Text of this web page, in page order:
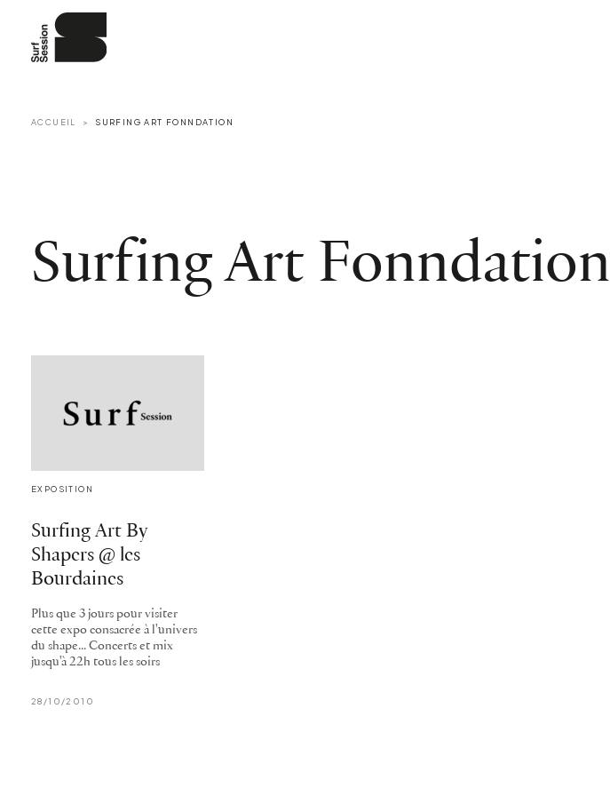
ACCUEIL SURFING ART FONNDATION
Surfing Art Fonndation
EXPOSITION
Surfing Art By
Shapers @ les
Bourdaines
Plus que 3 jours pour visiter
cette expo consacrée à l'univers
du shape... Concerts et mix
jusqu'à 22h tous les soirs
28/10/2010